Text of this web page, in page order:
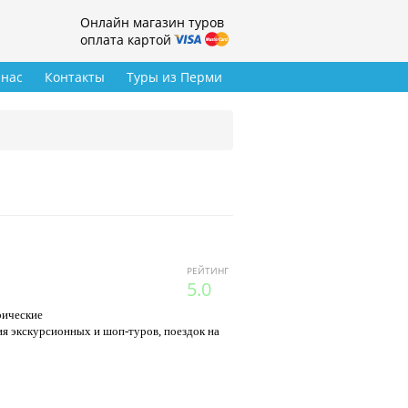
Онлайн магазин туров
оплата картой
Туры из Перми
Контакты
РЕЙТИНГ
5.0
экскурсионных и шоп-туров, поездок на